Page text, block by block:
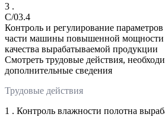
3 .
C/03.4
Контроль и регулирование
части машины повышенной
качества вырабатываемой продукции
Смотреть трудовые действия,
дополнительные сведения
Трудовые действия
1 . Контроль влажности полотна